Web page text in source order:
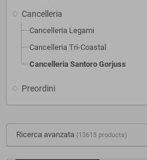
Cancelleria
Cancelleria Legami
Cancelleria Tri-Coastal
Cancelleria Santoro Gorjuss
Preordini
Ricerca avanzata (13613 products)